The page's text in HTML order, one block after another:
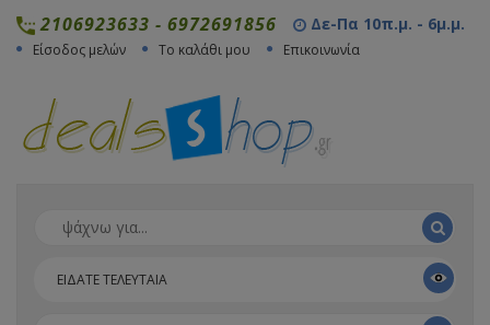
2106923633 - 6972691856 Δε-Πα 10π.μ. - 6μ.μ.
Είσοδος μελών Το καλάθι μου Επικοινωνία
ΕΙΔΑΤΕ ΤΕΛΕΥΤΑΙΑ